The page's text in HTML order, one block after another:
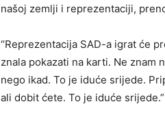
našoj zemlji i reprezentaciji,
“Reprezentacija SAD-a igrat će
znala pokazati na karti. Ne znam
nego ikad. To je iduće srijede.
ali dobit ćete. To je iduće srijede.”